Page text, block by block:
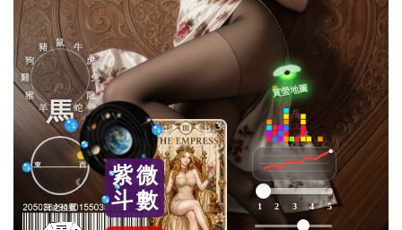
紫微
斗數
1 2 3 4 5
鼠
牛
虎
兔
龍
蛇
馬
羊
猴
雞
狗
豬
東 西
日之位置